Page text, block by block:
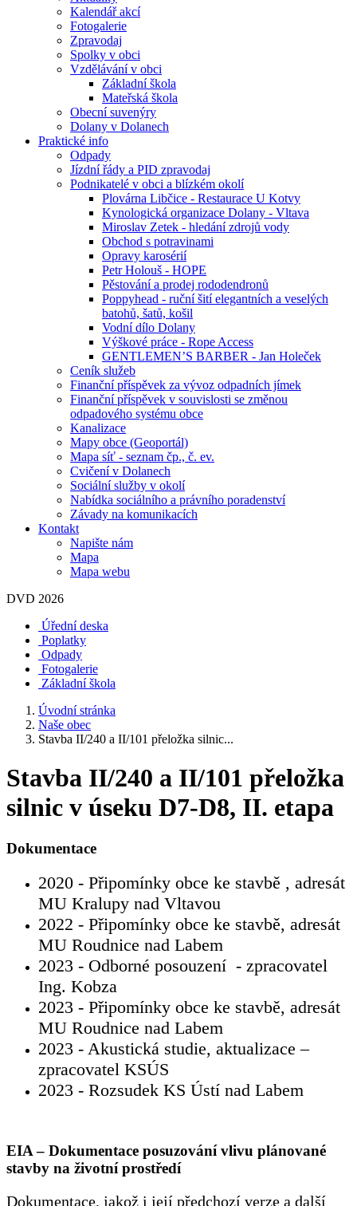
Kalendář akcí
Fotogalerie
Zpravodaj
Spolky v obci
Vzdělávání v obci
Základní škola
Mateřská škola
Obecní suvenýry
Dolany v Dolanech
Praktické info
Odpady
Jízdní řády a PID zpravodaj
Podnikatelé v obci a blízkém okolí
Plovárna Libčice - Restaurace U Kotvy
Kynologická organizace Dolany - Vltava
Miroslav Zetek - hledání zdrojů vody
Obchod s potravinami
Opravy karosérií
Petr Holouš - HOPE
Pěstování a prodej rododendronů
Poppyhead - ruční šití elegantních a veselých
batohů, šatů, košil
Vodní dílo Dolany
Výškové práce - Rope Access
GENTLEMEN’S BARBER - Jan Holeček
Ceník služeb
Finanční příspěvek za vývoz odpadních jímek
Finanční příspěvek v souvislosti se změnou
odpadového systému obce
Kanalizace
Mapy obce (Geoportál)
Mapa síť - seznam čp., č. ev.
Cvičení v Dolanech
Sociální služby v okolí
Nabídka sociálního a právního poradenství
Závady na komunikacích
Kontakt
Napište nám
Mapa
Mapa webu
DVD 2026
Úřední deska
Poplatky
Odpady
Fotogalerie
Základní škola
Úvodní stránka
Naše obec
Stavba II/240 a II/101 přeložka silnic...
Stavba II/240 a II/101 přeložka
silnic v úseku D7-D8, II. etapa
Dokumentace
2020 - Připomínky obce ke stavbě , adresát
MU Kralupy nad Vltavou
2022 - Připomínky obce ke stavbě, adresát
MU Roudnice nad Labem
2023 - Odborné posouzení - zpracovatel
Ing. Kobza
2023 - Připomínky obce ke stavbě, adresát
MU Roudnice nad Labem
2023 - Akustická studie, aktualizace –
zpracovatel KSÚS
2023 - Rozsudek KS Ústí nad Labem
EIA – Dokumentace posuzování vlivu plánované
stavby na životní prostředí
Dokumentace, jakož i její předchozí verze a další